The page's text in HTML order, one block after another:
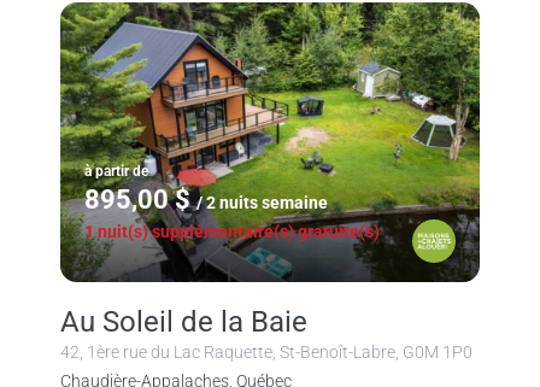
à partir de
895,00 $ / 2 nuits semaine
1 nuit(s) supplémentaire(s) gratuite(s)
Au Soleil de la Baie
42, 1ère rue du Lac Raquette, St-Benoît-Labre, G0M 1P0
Chaudière-Appalaches, Québec